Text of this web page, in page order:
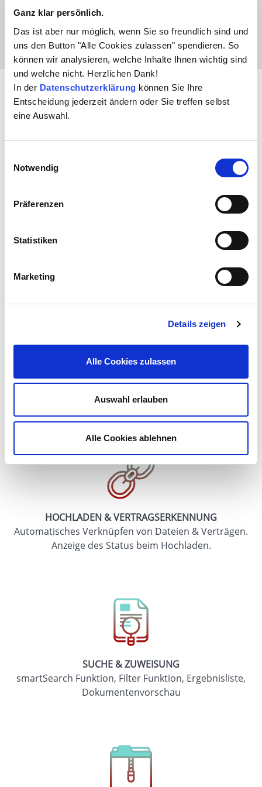
Ganz klar persönlich.
Das ist aber nur möglich, wenn Sie so freundlich sind und
uns den Button "Alle Cookies zulassen" spendieren. So
können wir analysieren, welche Inhalte Ihnen wichtig sind
und welche nicht. Herzlichen Dank!
In der Datenschutzerklärung können Sie Ihre
Entscheidung jederzeit ändern oder Sie treffen selbst
eine Auswahl.
Notwendig
Präferenzen
Statistiken
Marketing
Details zeigen
Alle Cookies zulassen
Auswahl erlauben
Alle Cookies ablehnen
Speicher hinzugefügt werden, auch wenn sich der
Anwender gerade in einer anderen App befindet.
smartFiling Assistant2.0: So geht
SMARTES Arbeiten heute!
Attribute des Dokumentes erfassen,
Interaktive Schaltfläche,
spezielle Oberfläche als maximierter DiALOG
HOCHLADEN & VERTRAGSERKENNUNG
Automatisches Verknüpfen von Dateien & Verträgen.
Anzeige des Status beim Hochladen.
SUCHE & ZUWEISUNG
smartSearch Funktion, Filter Funktion, Ergebnisliste,
Dokumentenvorschau